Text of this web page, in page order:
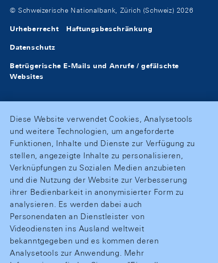
© Schweizerische Nationalbank, Zürich (Schweiz) 2026
Urheberrecht Haftungsbeschränkung
Datenschutz
Betrügerische E-Mails und Anrufe / gefälschte
Websites
Diese Website verwendet Cookies, Analysetools
und weitere Technologien, um angeforderte
Funktionen, Inhalte und Dienste zur Verfügung zu
stellen, angezeigte Inhalte zu personalisieren,
Verknüpfungen zu Sozialen Medien anzubieten
und die Nutzung der Website zur Verbesserung
ihrer Bedienbarkeit in anonymisierter Form zu
analysieren. Es werden dabei auch
Personendaten an Dienstleister von
Videodiensten ins Ausland weltweit
bekanntgegeben und es kommen deren
Analysetools zur Anwendung. Mehr